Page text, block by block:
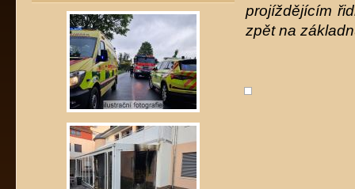
projíždějícím
zpět na